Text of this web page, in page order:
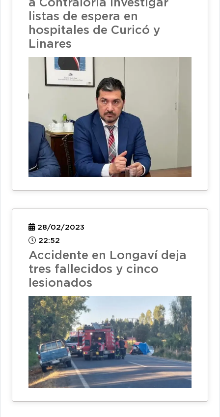
a Contraloría investigar
listas de espera en
hospitales de Curicó y
Linares
28/02/2023
22:52
Accidente en Longaví deja
tres fallecidos y cinco
lesionados